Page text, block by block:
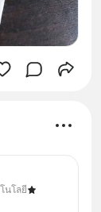
นโลยี